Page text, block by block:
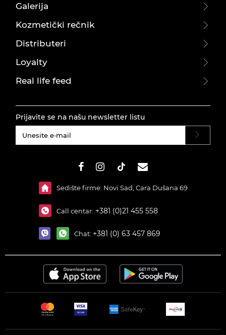
Galerija
Kozmetički rečnik
Distributeri
Loyalty
Real life feed
Prijavite se na našu newsletter listu
Sedište firme: Novi Sad, Cara Dušana 69
Call centar: +381 (0)21 455 558
Chat: +381 (0) 63 457 869